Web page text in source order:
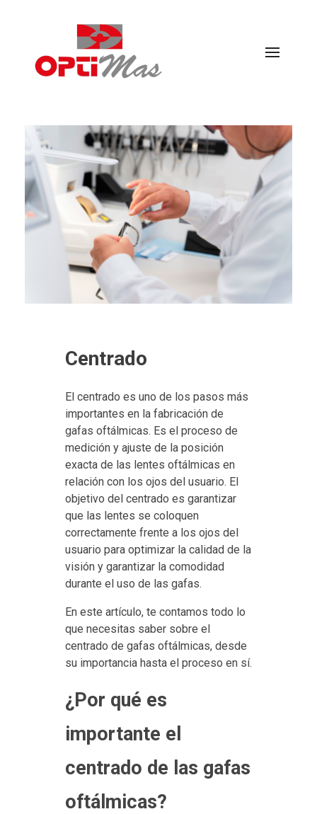
Centrado
El centrado es uno de los pasos más
importantes en la fabricación de
gafas oftálmicas. Es el proceso de
medición y ajuste de la posición
exacta de las lentes oftálmicas en
relación con los ojos del usuario. El
objetivo del centrado es garantizar
que las lentes se coloquen
correctamente frente a los ojos del
usuario para optimizar la calidad de la
visión y garantizar la comodidad
durante el uso de las gafas.
En este artículo, te contamos todo lo
que necesitas saber sobre el
centrado de gafas oftálmicas, desde
su importancia hasta el proceso en sí.
¿Por qué es
importante el
centrado de las gafas
oftálmicas?